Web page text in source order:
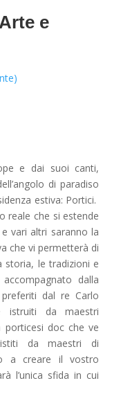
e
e dai suoi canti,
di paradiso
estiva: Portici.
reale che si estende
vari altri saranno la
che vi permetterà di
storia, le tradizioni e
dalla
dal re Carlo
istruiti da maestri
porticesi doc che ve
da maestri di
a creare il vostro
l’unica sfida in cui